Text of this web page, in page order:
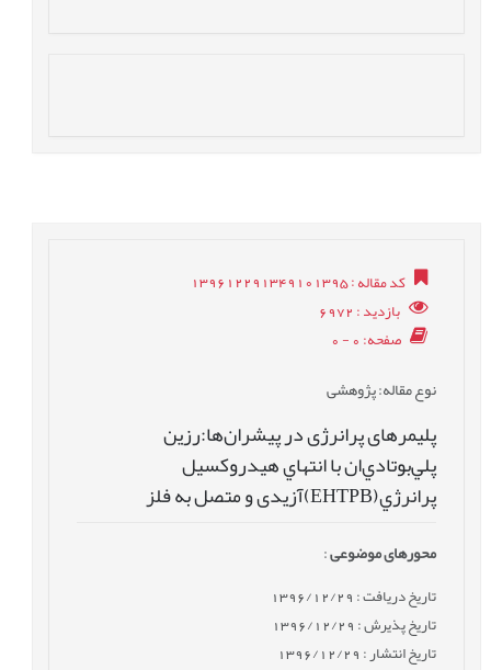
کد مقاله: 139612291349101395
بازدید: 6972
صفحه: 0 - 0
نوع مقاله: پژوهشی
پلیمرهای پرانرژی در پیشران‌ها:رزین
پلي‌بوتادي‌ان با انتهاي هيدروکسيل
پرانرژي(EHTPB)آزیدی و متصل به فلز
محورهای موضوعی:
تاریخ دریافت : 1396/12/29
تاریخ پذیرش : 1396/12/29
تاریخ انتشار : 1396/12/29